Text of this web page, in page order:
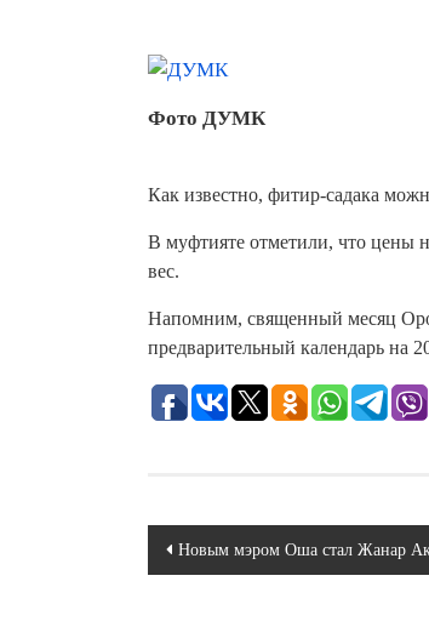
Фото ДУМК
Как известно, фитир-садака
В муфтияте отметили, что цены
вес.
Напомним, священный месяц
предварительный календарь на
Навигация
Новым мэром Оша стал Жанар